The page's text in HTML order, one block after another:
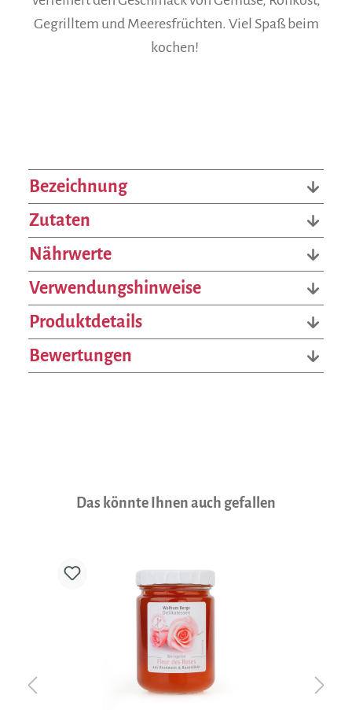
Gegrilltem und Meeresfrüchten. Viel Spaß beim
kochen!
Bezeichnung
Zutaten
Nährwerte
Verwendungshinweise
Produktdetails
Bewertungen
Produktgalerie überspringen
Das könnte Ihnen auch gefallen